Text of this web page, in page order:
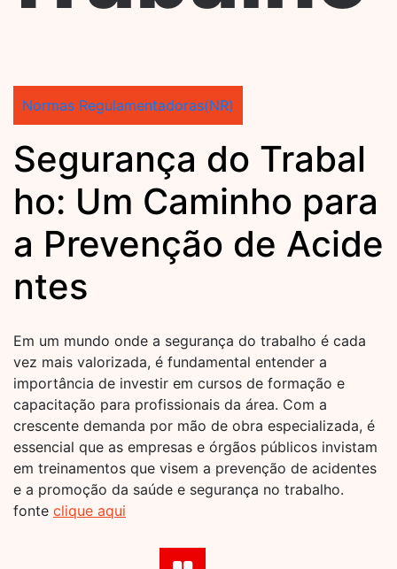
Normas Regulamentadoras(NR)
Segurança do Trabal
ho: Um Caminho para
a Prevenção de Acide
ntes
Em um mundo onde a segurança do trabalho é cada
vez mais valorizada, é fundamental entender a
importância de investir em cursos de formação e
capacitação para profissionais da área. Com a
crescente demanda por mão de obra especializada, é
essencial que as empresas e órgãos públicos invistam
em treinamentos que visem a prevenção de acidentes
e a promoção da saúde e segurança no trabalho.
fonte clique aqui